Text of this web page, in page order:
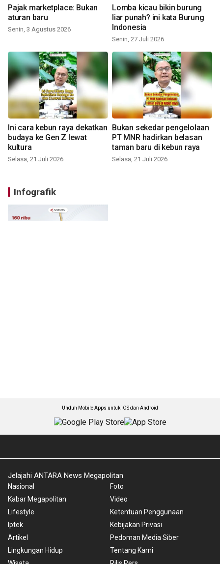
Pajak marketplace: Bukan
aturan baru
Senin, 3 Agustus 2026
Lomba kicau bikin burung
liar punah? ini kata Burung
Indonesia
Senin, 27 Juli 2026
Ini cara kebun raya dekatkan
budaya ke Gen Z lewat
kultura
Selasa, 21 Juli 2026
Bukan sekedar pengelolaan
PT MNR hadirkan belasan
taman baru di kebun raya
Selasa, 21 Juli 2026
Infografik
Unduh Mobile Apps untuk iOS dan Android
Jelajahi ANTARA News Megapolitan
Nasional
Kabar Megapolitan
Lifestyle
Iptek
Artikel
Lingkungan Hidup
Foto
Video
Ketentuan Penggunaan
Kebijakan Privasi
Pedoman Media Siber
Tentang Kami